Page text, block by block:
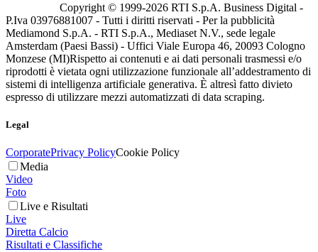
Copyright © 1999-2026 RTI S.p.A. Business Digital -
P.Iva 03976881007 - Tutti i diritti riservati - Per la pubblicità
Mediamond S.p.A. - RTI S.p.A., Mediaset N.V., sede legale
Amsterdam (Paesi Bassi) - Uffici Viale Europa 46, 20093 Cologno
Monzese (MI)Rispetto ai contenuti e ai dati personali trasmessi e/o
riprodotti è vietata ogni utilizzazione funzionale all’addestramento di
sistemi di intelligenza artificiale generativa. È altresì fatto divieto
espresso di utilizzare mezzi automatizzati di data scraping.
Legal
CorporatePrivacy PolicyCookie Policy
Media
Video
Foto
Live e Risultati
Live
Diretta Calcio
Risultati e Classifiche